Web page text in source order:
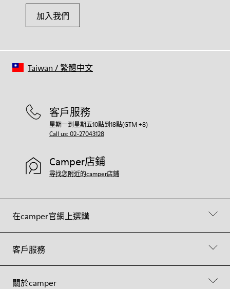
加入我們
在camper官網上選購
客戶服務
關於camper
客戶服務
星期一到星期五10點到18點(GTM +8)
Call us: 02-27043128
Camper店鋪
尋找您附近的camper店鋪
Taiwan /繁體中文